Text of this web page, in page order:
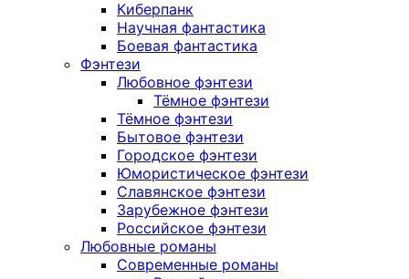
Киберпанк
Научная фантастика
Боевая фантастика
Фэнтези
Любовное фэнтези
Тёмное фэнтези
Тёмное фэнтези
Бытовое фэнтези
Городское фэнтези
Юмористическое фэнтези
Славянское фэнтези
Зарубежное фэнтези
Российское фэнтези
Любовные романы
Современные романы